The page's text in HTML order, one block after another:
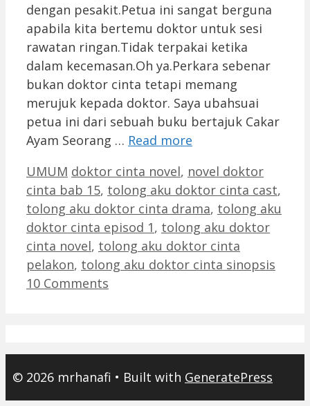
dengan pesakit.Petua ini sangat berguna
apabila kita bertemu doktor untuk sesi
rawatan ringan.Tidak terpakai ketika
dalam kecemasan.Oh ya.Perkara sebenar
bukan doktor cinta tetapi memang
merujuk kepada doktor. Saya ubahsuai
petua ini dari sebuah buku bertajuk Cakar
Ayam Seorang … Read more
Categories
UMUM Tags
doktor cinta novel, novel doktor
cinta bab 15, tolong aku doktor cinta cast,
tolong aku doktor cinta drama, tolong aku
doktor cinta episod 1, tolong aku doktor
cinta novel, tolong aku doktor cinta
pelakon, tolong aku doktor cinta sinopsis
10 Comments
© 2026 mrhanafi • Built with GeneratePress